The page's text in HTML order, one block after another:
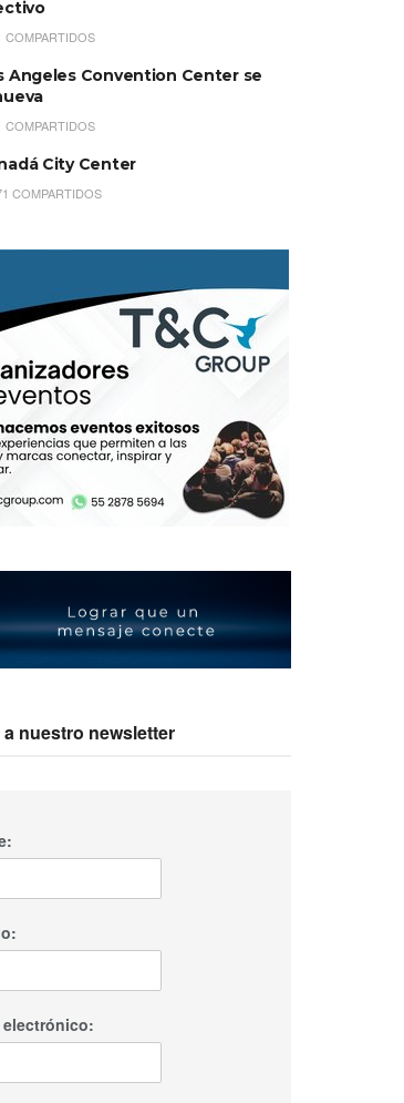
COMPARTIDOS
Angeles Convention Center se
COMPARTIDOS
City Center
COMPARTIDOS
nuestro newsletter
electrónico: